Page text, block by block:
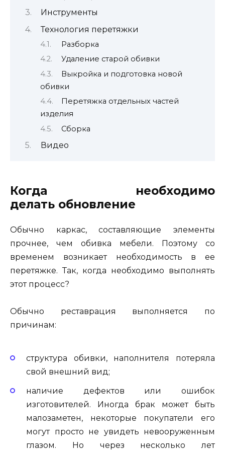
Инструменты
Технология перетяжки
Разборка
Удаление старой обивки
Выкройка и подготовка новой
обивки
Перетяжка отдельных частей
изделия
Сборка
Видео
Когда необходимо
делать обновление
Обычно каркас, составляющие элементы
прочнее, чем обивка мебели. Поэтому со
временем возникает необходимость в ее
перетяжке. Так, когда необходимо выполнять
этот процесс?
Обычно реставрация выполняется по
причинам:
структура обивки, наполнителя потеряла
свой внешний вид;
наличие дефектов или ошибок
изготовителей. Иногда брак может быть
малозаметен, некоторые покупатели его
могут просто не увидеть невооруженным
глазом. Но через несколько лет